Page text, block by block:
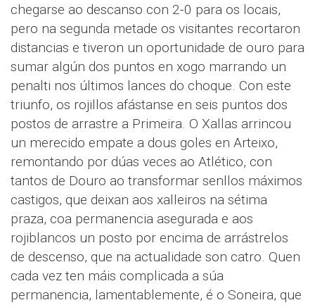
chegarse ao descanso con 2-0 para os locais,
pero na segunda metade os visitantes recortaron
distancias e tiveron un oportunidade de ouro para
sumar algún dos puntos en xogo marrando un
penalti nos últimos lances do choque. Con este
triunfo, os rojillos afástanse en seis puntos dos
postos de arrastre a Primeira. O Xallas arrincou
un merecido empate a dous goles en Arteixo,
remontando por dúas veces ao Atlético, con
tantos de Douro ao transformar senllos máximos
castigos, que deixan aos xalleiros na sétima
praza, coa permanencia asegurada e aos
rojiblancos un posto por encima de arrástrelos
de descenso, que na actualidade son catro. Quen
cada vez ten máis complicada a súa
permanencia, lamentablemente, é o Soneira, que